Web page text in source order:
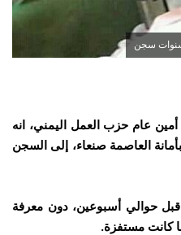
عام حزب العمل اليمني، انه
العاصمة صنعاء، إلى السجن
حوالي أسبوعين، دون معرفة
كانت مستفزة.